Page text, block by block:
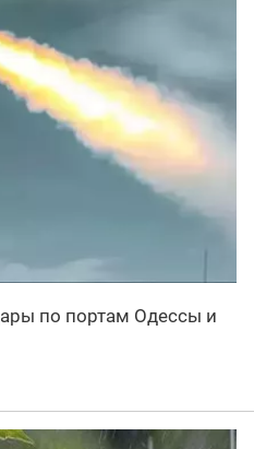
по портам Одессы и